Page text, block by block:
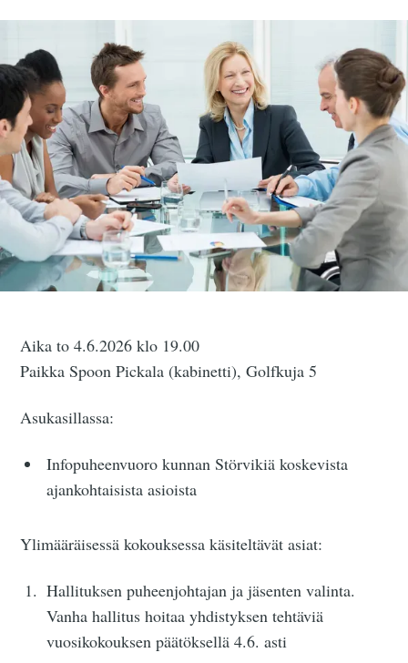
Aika to 4.6.2026 klo 19.00
Paikka Spoon Pickala (kabinetti), Golfkuja 5
Asukasillassa:
Infopuheenvuoro kunnan Störvikiä koskevista
ajankohtaisista asioista
Ylimääräisessä kokouksessa käsiteltävät asiat:
Hallituksen puheenjohtajan ja jäsenten valinta.
Vanha hallitus hoitaa yhdistyksen tehtäviä
vuosikokouksen päätöksellä 4.6. asti